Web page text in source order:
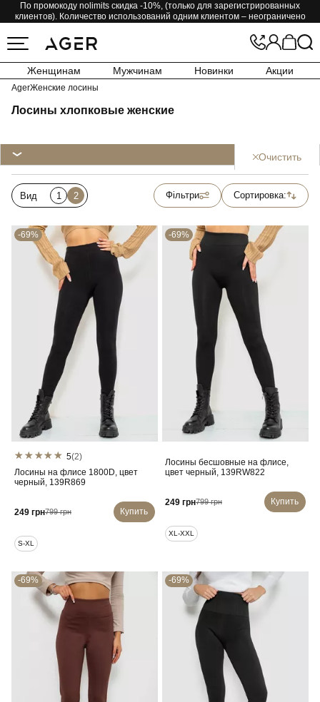
По промокоду nolimits скидка -10%, (только для зарегистрированных
клиентов). Количество использований одним клиентом – неограничено
Женщинам Мужчинам Новинки Акции
AgerЖенские лосины
Лосины хлопковые женские
Очистить
Вид 1 2 Фільтри Сортировка:
-69%
5(2)
Лосины на флисе 1800D, цвет
черный, 139R869
249 грн799 грн Купить
S-XL
-69%
Лосины бесшовные на флисе,
цвет черный, 139RW822
249 грн799 грн Купить
XL-XXL
-69% -69%